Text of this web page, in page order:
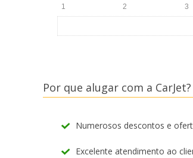
Por que alugar com a CarJet?
Numerosos descontos e
Excelente atendimento ao